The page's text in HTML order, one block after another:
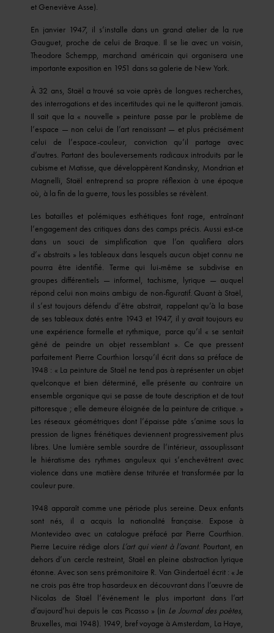
et Geneviève Asse).
En janvier 1947, il s’installe dans un grand atelier de la rue
Gauguet, proche de celui de Braque. Il se lie avec un voisin,
Theodore Schempp, marchand américain qui organisera une
importante exposition en 1951 dans sa galerie de New York.
À 32 ans, Staël a trouvé sa voie après de longues recherches,
des interrogations et des incertitudes qui ne le quitteront jamais.
Il sait que la « nouvelle » peinture passe par le problème de
l’espace — non celui de l’art renaissant — et plus précisément
celui de l’espace-couleur, conviction qu’il partage avec
d’autres. Partant des bouleversements radicaux introduits par le
cubisme et Matisse, que développèrent Kandinsky, Mondrian et
Magnelli, Staël entreprend sa propre réflexion à une époque
où, à la fin de la guerre, tous les possibles se révèlent.
Les batailles et polémiques esthétiques font rage, entraînant
l’engagement des critiques dans des camps précis. Aussi est-ce
dans un souci de simplification que l’on qualifiera alors
d’« abstraits » les tableaux dans lesquels aucun objet connu ne
pourra être identifié. Terme qui lui-même se subdivise en
groupes différentiels — informel, tachisme, lyrique — auquel
répond celui non moins ambigu de non-figuratif. Quant à Staël,
il s’est toujours défendu d’être abstrait, rappelant qu’à la base
de ses tableaux datés entre 1943 et 1947, il y avait toujours eu
une expérience formelle et rythmique, parce qu’il « se sentait
gêné de peindre un objet ressemblant ». Ce que pressent
parfaitement Pierre Courthion lorsqu’il écrit dans sa préface de
1948 : « La peinture de Staël ne tend pas à représenter un objet
quelconque et bien déterminé, elle présente au contraire un
ensemble organique qui se passe de toute description et de tout
pittoresque ; elle demeure éloignée de la peinture de critique. »
Les réseaux géométriques dont l’épaisse pâte s’anime sous la
pression de lignes frénétiques deviennent progressivement plus
libres. Une lumière semble sourdre de l’intérieur, assouplissant
le hiératisme des rythmes anguleux qui s’enchevêtrent avec
violence dans une matière dense triturée et transformée par la
couleur pure.
1948 apparaît comme une période plus sereine. Deux enfants
sont nés, il a acquis la nationalité française. Expose à
Montevideo avec un catalogue préfacé par Pierre Courthion.
Pierre Lecuire rédige alors L’art qui vient à l’avant. Pourtant, en
dehors d’un cercle restreint, Staël en pleine abstraction lyrique
étonne. Avec son sens prémonitoire R. Van Gindertaël écrit : « Je
ne crois pas être trop hasardeux en découvrant dans l’œuvre de
Nicolas de Staël l’événement le plus important dans l’art
d’aujourd’hui depuis le cas Picasso » (in Le Journal des poètes
Bruxelles, mai 1948). 1949, bref voyage à Amsterdam, La Haye,